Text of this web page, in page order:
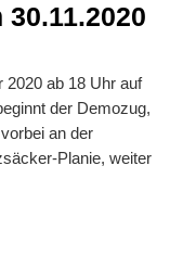
2020 ab 18 Uhr auf
der Demozug,
an der
Planie, weiter